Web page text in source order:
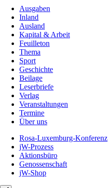
Ausgaben
Inland
Ausland
Kapital & Arbeit
Feuilleton
Thema
Sport
Geschichte
Beilage
Leserbriefe
Verlag
Veranstaltungen
Termine
Über uns
Rosa-Luxemburg-Konferenz
jW-Prozess
Aktionsbüro
Genossenschaft
jW-Shop